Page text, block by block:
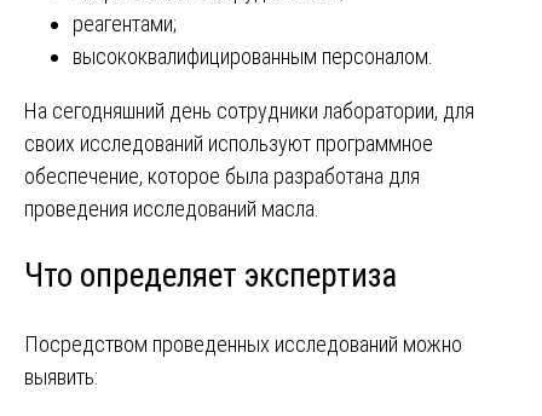
реагентами;
высококвалифицированным персоналом.
На сегодняшний день сотрудники лаборатории, для
своих исследований используют программное
обеспечение, которое была разработана для
проведения исследований масла.
Что определяет экспертиза
Посредством проведенных исследований можно
выявить: